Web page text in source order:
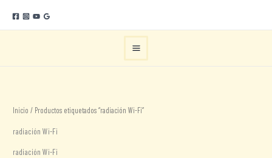
contenido
Inicio / Productos etiquetados “radiación Wi-Fi”
radiación Wi-Fi
radiación Wi-Fi